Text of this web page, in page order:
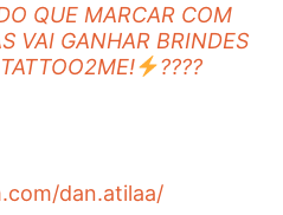
QUE MARCAR COM
VAI GANHAR BRINDES
????
dan.atilaa/